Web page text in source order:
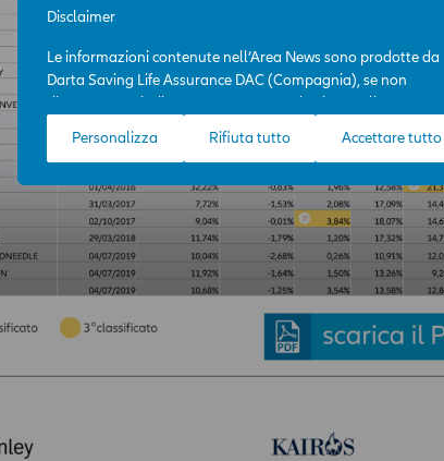
Disclaimer
Le informazioni contenute nell’Area News sono prodotte da
Darta Saving Life Assurance DAC (Compagnia), se non
diversamente indicato. L’Area News è destinata all’uso per
all’Area News e l’utilizzo delle informazioni in essa contenute
Compagnia potrà, in qualunque momento, a propria
discrezione e con efficacia immediata, modificare i contenuti
le modalità funzionali ed operative dell’Area News, incluso il
diritto di modificare, limitare e/o escludere,
o definitivamente, l’accesso ai contenuti dell’Area, senza
necessità di acquisire il previo consenso dell’ utente.
I contenuti dell’ Area hanno finalità esclusivamente
informativa e descrittiva, e non assumono carattere di
l’assunzione di alcun impegno da parte della Compagnia.
Personalizza Rifiuta tutto Accettare tutto